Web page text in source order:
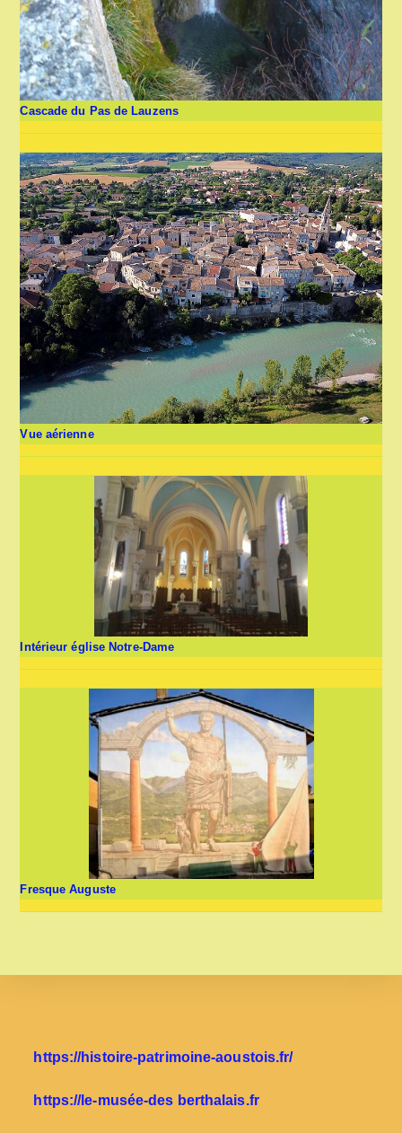
Cascade du Pas de Lauzens
Vue aérienne
Intérieur église Notre-Dame
Fresque Auguste
https://histoire-patrimoine-aoustois.fr/
https://le-musée-des berthalais.fr